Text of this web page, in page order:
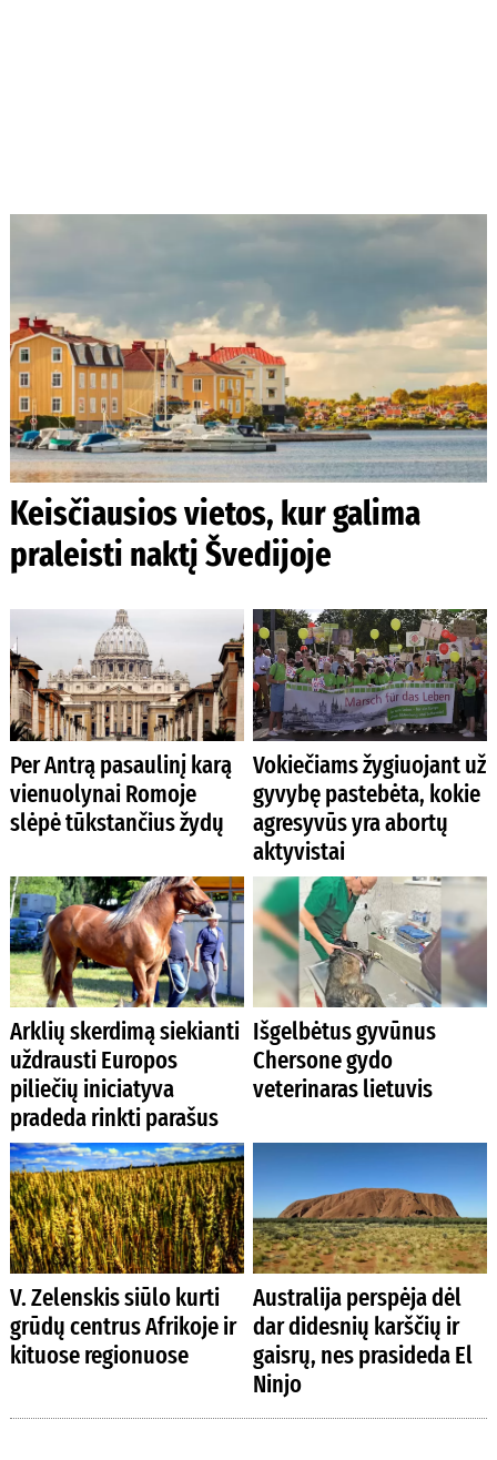
Keisčiausios vietos, kur galima
praleisti naktį Švedijoje
Per Antrą pasaulinį karą
vienuolynai Romoje
slėpė tūkstančius žydų
Vokiečiams žygiuojant už
gyvybę pastebėta, kokie
agresyvūs yra abortų
aktyvistai
Arklių skerdimą siekianti
uždrausti Europos
piliečių iniciatyva
pradeda rinkti parašus
Išgelbėtus gyvūnus
Chersone gydo
veterinaras lietuvis
V. Zelenskis siūlo kurti
grūdų centrus Afrikoje ir
kituose regionuose
Australija perspėja dėl
dar didesnių karščių ir
gaisrų, nes prasideda El
Ninjo